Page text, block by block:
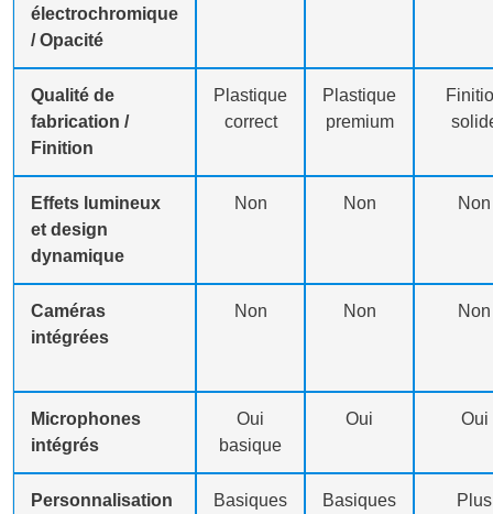
électrochromique
/ Opacité
Qualité de
fabrication /
Finition
Plastique
correct
Plastique
premium
Effets lumineux
et design
dynamique
Non Non Non
Caméras
intégrées
Non Non Non
Microphones
intégrés
Oui
basique
Oui Oui
Personnalisation Basiques Basiques Plus